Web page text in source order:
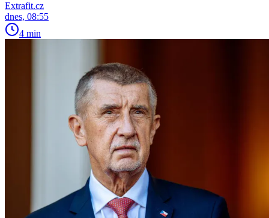
Extrafit.cz
dnes, 08:55
4 min